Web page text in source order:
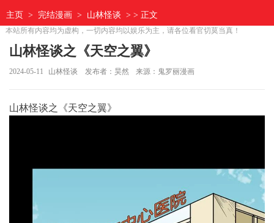
主页 > 完结漫画 > 山林怪谈 > > 正文
本站所有内容均为虚构，一切内容均以娱乐为主，请各位看官切莫当真！
山林怪谈之《天空之翼》
2024-05-11 山林怪谈 发布者：昊然 来源：鬼罗丽漫画
山林怪谈之《天空之翼》